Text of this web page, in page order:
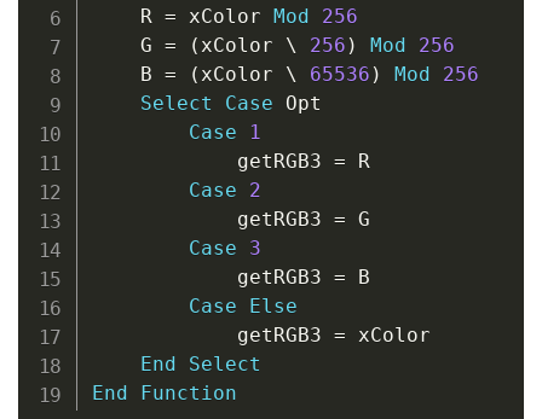
    R
= xColor Mod
256
    G
= ( xColor \ 256 ) Mod
256
    B
= ( xColor \ 65536 ) Mod
256
Select
Case Opt
Case
1
            getRGB3
= R
Case
2
            getRGB3
= G
Case
3
            getRGB3
= B
Case
Else
            getRGB3
= xColor
End
Select
End
Function